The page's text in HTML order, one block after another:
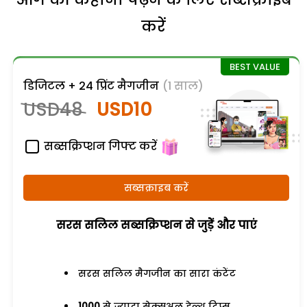
करें
डिजिटल + 24 प्रिंट मैगजीन (1 साल)
USD48 USD10
सब्सक्रिप्शन गिफ्ट करें
सब्सक्राइब करें
सरस सलिल सब्सक्रिप्शन से जुड़ेें और पाएं
सरस सलिल मैगजीन का सारा कंटेंट